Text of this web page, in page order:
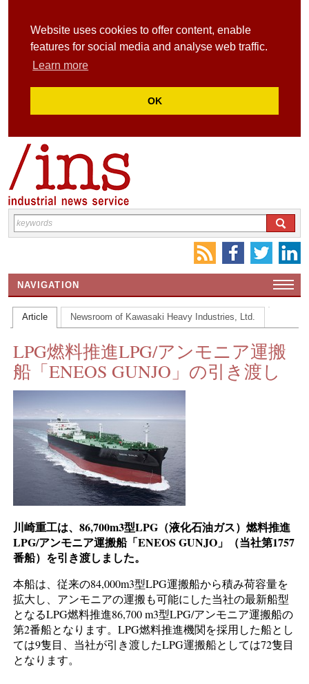
Website uses cookies to offer content, enable
features for social media and analyse web traffic.
Learn more
OK
NAVIGATION
HOME
CONTACT US
INS MAIN WEBSITE
ABOUT US
Article Newsroom of Kawasaki Heavy Industries, Ltd.
LPG燃料推進LPG/アンモニア運搬
船「ENEOS GUNJO」の引き渡し
川崎重工は、86,700m3型LPG（液化石油ガス）燃料推進
LPG/アンモニア運搬船「ENEOS GUNJO」（当社第1757
番船）を引き渡しました。
本船は、従来の84,000m3型LPG運搬船から積み荷容量を
拡大し、アンモニアの運搬も可能にした当社の最新船型
となるLPG燃料推進86,700 m3型LPG/アンモニア運搬船の
第2番船となります。LPG燃料推進機関を採用した船とし
ては9隻目、当社が引き渡したLPG運搬船としては72隻目
となります。